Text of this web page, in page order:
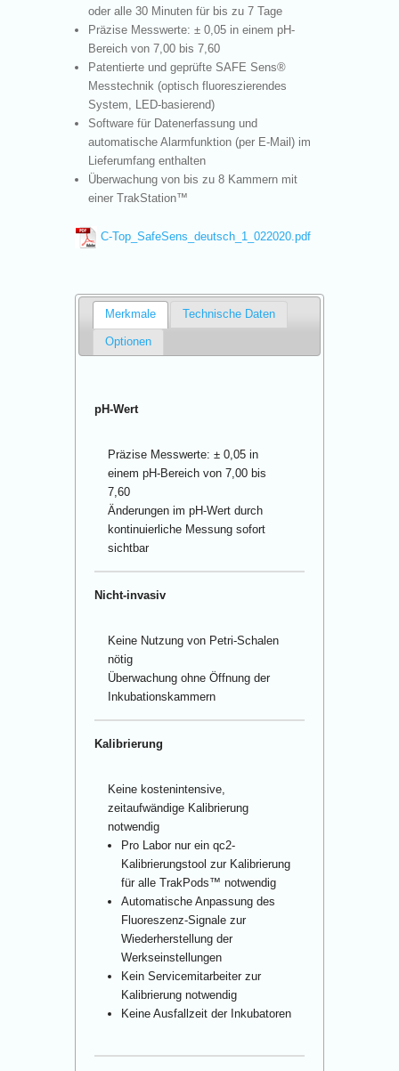
oder alle 30 Minuten für bis zu 7 Tage
Präzise Messwerte: ± 0,05 in einem pH-
Bereich von 7,00 bis 7,60
Patentierte und geprüfte SAFE Sens®
Messtechnik (optisch fluoreszierendes
System, LED-basierend)
Software für Datenerfassung und
automatische Alarmfunktion (per E-Mail) im
Lieferumfang enthalten
Überwachung von bis zu 8 Kammern mit
einer TrakStation™
C-Top_SafeSens_deutsch_1_022020.pdf
Merkmale Technische Daten
Optionen
pH-Wert
Präzise Messwerte: ± 0,05 in
einem pH-Bereich von 7,00 bis
7,60
Änderungen im pH-Wert durch
kontinuierliche Messung sofort
sichtbar
Nicht-invasiv
Keine Nutzung von Petri-Schalen
nötig
Überwachung ohne Öffnung der
Inkubationskammern
Kalibrierung
Keine kostenintensive,
zeitaufwändige Kalibrierung
notwendig
Pro Labor nur ein qc2-
Kalibrierungstool zur Kalibrierung
für alle TrakPods™ notwendig
Automatische Anpassung des
Fluoreszenz-Signale zur
Wiederherstellung der
Werkseinstellungen
Kein Servicemitarbeiter zur
Kalibrierung notwendig
Keine Ausfallzeit der Inkubatoren